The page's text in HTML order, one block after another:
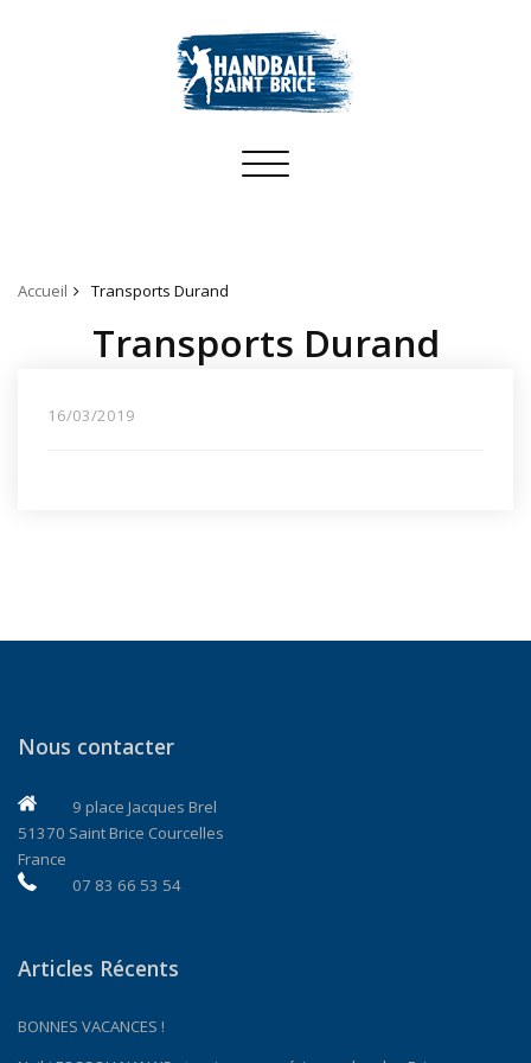
Toggle
Accueil Transports Durand
Transports Durand
16/03/2019
Nous contacter
9 place Jacques Brel
51370 Saint Brice Courcelles
France
07 83 66 53 54
Articles Récents
BONNES VACANCES !